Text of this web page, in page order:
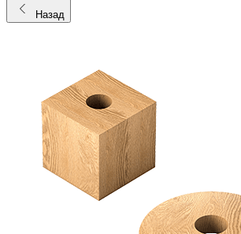
Назад